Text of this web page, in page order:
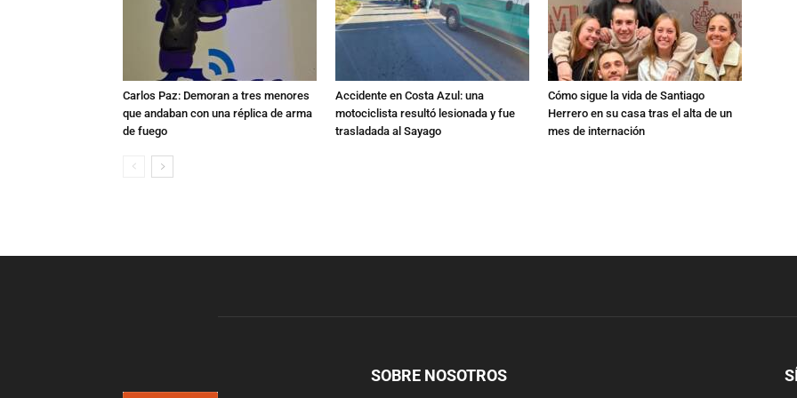
Carlos Paz: Demoran a tres menores
que andaban con una réplica de arma
de fuego
Accidente en Costa Azul: una
motociclista resultó lesionada y fue
trasladada al Sayago
Cómo sigue la vida de Santiago
Herrero en su casa tras el alta de un
mes de internación
SOBRE NOSOTROS